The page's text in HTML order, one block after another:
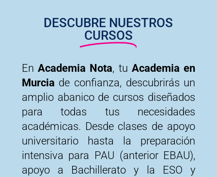
DESCUBRE NUESTROS
CURSOS
EnAcademia Nota, tu Academia en
Murcia de confianza, descubrirás un
amplio abanico de cursos diseñados
para todas tus necesidades
académicas. Desde clases de apoyo
universitario hasta la preparación
intensiva para PAU (anterior EBAU),
apoyo a Bachillerato y la ESO y